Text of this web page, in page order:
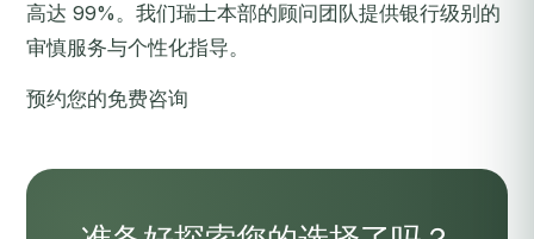
高达 99%。我们瑞士本部的顾问团队提供银行级别的
审慎服务与个性化指导。
预约您的免费咨询